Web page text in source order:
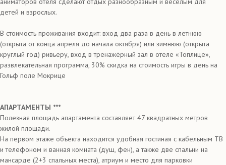
детей и взрослых.
В стоимость проживания входит: вход два раза в день в летнюю
(открыта от конца апреля до начала октября) или зимнюю (открыта
круглый год) ривьеру, вход в тренажёрный зал в отеле «Топлице»,
развлекательная программа, 30% скидка на стоимость игры в день на
Гольф поле Мокрице
AПАРТАМЕНТЫ ***
Полезная площадь апартамента составляет 47 квадратных метров
жилой площади.
На первом этаже объекта находится удобная гостиная с кабельным ТВ
и телефоном и ванная комната (душ, фен), а также две спальни на
мансарде (2+3 спальных места), атриум и место для парковки